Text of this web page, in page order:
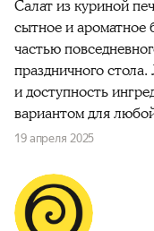
Салат из куриной
сытное и ароматное
частью
праздничного
и доступность
вариантом для
19 апреля 2025